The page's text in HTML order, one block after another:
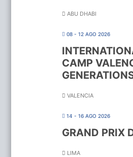
ABU DHABI
08 - 12 AGO 2026
CAMP
VALENCIA
14 - 16 AGO 2026
GRAND PRIX
LIMA